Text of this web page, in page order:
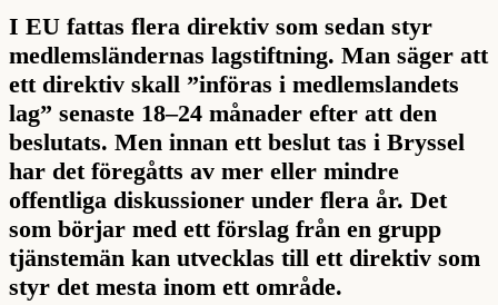
I EU fattas flera direktiv som sedan styr
medlemsländernas lagstiftning. Man säger att
ett direktiv skall ”införas i medlemslandets
lag” senaste 18–24 månader efter att den
beslutats. Men innan ett beslut tas i Bryssel
har det föregåtts av mer eller mindre
offentliga diskussioner under flera år. Det
som börjar med ett förslag från en grupp
tjänstemän kan utvecklas till ett direktiv som
styr det mesta inom ett område.